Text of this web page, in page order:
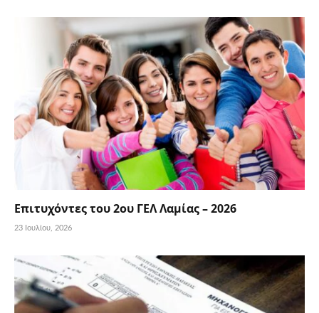
Επιτυχόντες του 2ου ΓΕΛ Λαμίας – 2026
23 Ιουλίου, 2026